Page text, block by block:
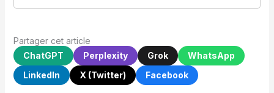
Partager cet article
ChatGPT
Perplexity Grok
WhatsApp
LinkedIn
X (Twitter) Facebook